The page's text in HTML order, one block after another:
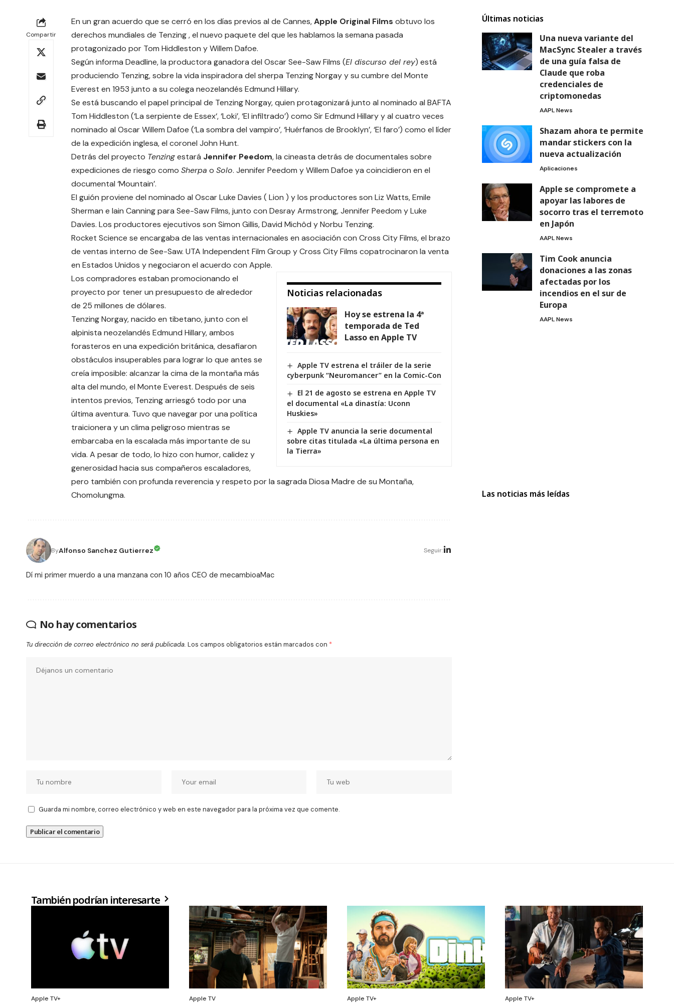
Compartir
En un gran acuerdo que se cerró en los días previos al de Cannes,Apple Original Films obtuvo los
derechos mundiales de Tenzing , el nuevo paquete del que les hablamos la semana pasada
protagonizado por Tom Hiddleston y Willem Dafoe.
Según informa Deadline, la productora ganadora del OscarSee-Saw Films (El discurso del rey) está
produciendo Tenzing, sobre la vida inspiradora del sherpa Tenzing Norgay y su cumbre del Monte
Everest en 1953 junto a su colega neozelandés Edmund Hillary.
Se está buscando el papel principal de Tenzing Norgay, quien protagonizará junto al nominado al BAFTA
Tom Hiddleston (‘La serpiente de Essex‘, ‘Loki’, ‘El infiltrado’) como Sir Edmund Hillary y al cuatro veces
nominado al Oscar Willem Dafoe (‘La sombra del vampiro’, ‘Huérfanos de Brooklyn’, ‘El faro’) como el líder
de la expedición inglesa, el coronel John Hunt.
Detrás del proyecto Tenzingestará Jennifer Peedom, la cineasta detrás de documentales sobre
expediciones de riesgo como Sherpa o Solo. Jennifer Peedom y Willem Dafoe ya coincidieron en el
documental ‘Mountain’.
El guión proviene del nominado al Oscar Luke Davies ( Lion ) y los productores son Liz Watts, Emile
Sherman e Iain Canning para See-Saw Films, junto con Desray Armstrong, Jennifer Peedom y Luke
Davies. Los productores ejecutivos son Simon Gillis, David Michôd y Norbu Tenzing.
Rocket Science se encargaba de las ventas internacionales en asociación con Cross City Films, el brazo
de ventas interno de See-Saw. UTA Independent Film Group y Cross City Films copatrocinaron la venta
en Estados Unidos y negociaron el acuerdo con Apple.
Noticias relacionadas
Hoy se estrena la 4ª
temporada de Ted
Lasso en Apple TV
Apple TV estrena el tráiler de la serie
cyberpunk “Neuromancer” en la Comic-Con
El 21 de agosto se estrena en Apple TV
el documental «La dinastía: Uconn
Huskies»
Apple TV anuncia la serie documental
sobre citas titulada «La última persona en
la Tierra»
Los compradores estaban promocionando el
proyecto por tener un presupuesto de alrededor
de 25 millones de dólares.
Tenzing Norgay, nacido en tibetano, junto con el
alpinista neozelandés Edmund Hillary, ambos
forasteros en una expedición británica, desafiaron
obstáculos insuperables para lograr lo que antes se
creía imposible: alcanzar la cima de la montaña más
alta del mundo, el Monte Everest. Después de seis
intentos previos, Tenzing arriesgó todo por una
última aventura. Tuvo que navegar por una política
traicionera y un clima peligroso mientras se
embarcaba en la escalada más importante de su
vida. A pesar de todo, lo hizo con humor, calidez y
generosidad hacia sus compañeros escaladores,
pero también con profunda reverencia y respeto por la sagrada Diosa Madre de su Montaña,
Chomolungma.
ByAlfonso Sanchez Gutierrez Seguir:
Dí mi primer muerdo a una manzana con 10 años CEO de mecambioaMac
No hay comentarios
Tu dirección de correo electrónico no será publicada. Los campos obligatorios están marcados con *
Guarda mi nombre, correo electrónico y web en este navegador para la próxima vez que comente.
Últimas noticias
Una nueva variante del
MacSync Stealer a través
de una guía falsa de
Claude que roba
credenciales de
criptomonedas
AAPL News
Shazam ahora te permite
mandar stickers con la
nueva actualización
Aplicaciones
Apple se compromete a
apoyar las labores de
socorro tras el terremoto
en Japón
AAPL News
Tim Cook anuncia
donaciones a las zonas
afectadas por los
incendios en el sur de
Europa
AAPL News
Las noticias más leídas
También podrían interesarte
Apple TV+ Apple TV Apple TV+ Apple TV+